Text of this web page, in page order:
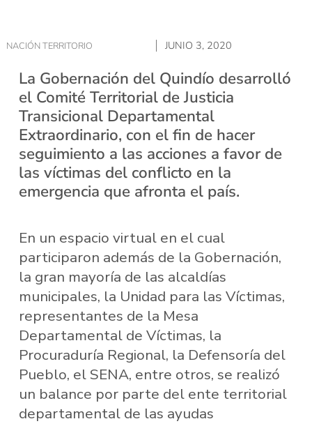
NACIÓN TERRITORIO JUNIO 3, 2020
La Gobernación del Quindío desarrolló
el Comité Territorial de Justicia
Transicional Departamental
Extraordinario, con el fin de hacer
seguimiento a las acciones a favor de
las víctimas del conflicto en la
emergencia que afronta el país.
En un espacio virtual en el cual
participaron además de la Gobernación,
la gran mayoría de las alcaldías
municipales, la Unidad para las Víctimas,
representantes de la Mesa
Departamental de Víctimas, la
Procuraduría Regional, la Defensoría del
Pueblo, el SENA, entre otros, se realizó
un balance por parte del ente territorial
departamental de las ayudas